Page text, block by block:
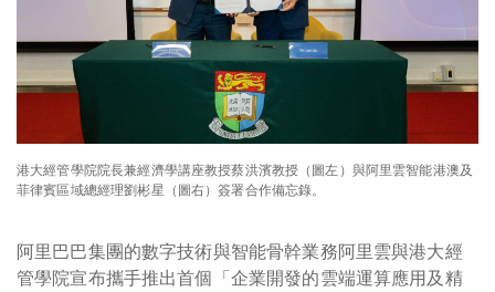
港大經管學院院長兼經濟學講座教授蔡洪濱教授（圖左）與阿里雲智能港澳及
菲律賓區域總經理劉彬星（圖右）簽署合作備忘錄。
阿里巴巴集團的數字技術與智能骨幹業務阿里雲與港大經
管學院宣布攜手推出首個「企業開發的雲端運算應用及精